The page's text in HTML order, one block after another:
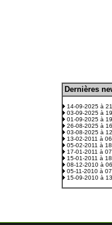
Dernières
14-09-2025 à
03-09-2025 à
01-09-2025 à
26-08-2025 à
03-08-2025 à
13-02-2011 à
05-02-2011 à
17-01-2011 à
15-01-2011 à
08-12-2010 à
05-11-2010 à
15-09-2010 à